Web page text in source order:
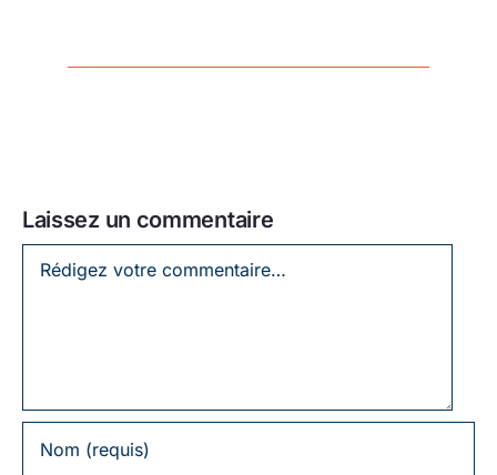
Laissez un commentaire
Laissez